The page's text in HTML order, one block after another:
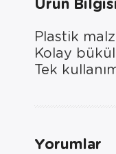
Plastik
Kolay
Tek
Yorumlar